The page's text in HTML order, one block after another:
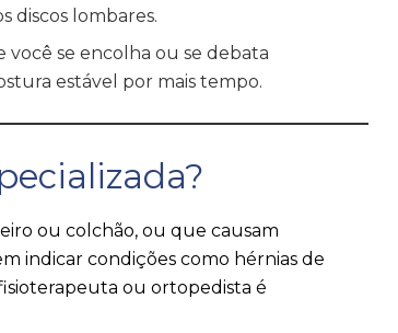
discos lombares.
se encolha ou se debata
estável por mais tempo.
ou colchão, ou que causam
indicar condições como hérnias de
ou ortopedista é